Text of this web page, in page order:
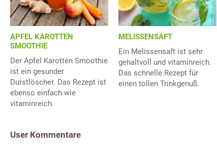
APFEL KAROTTEN
SMOOTHIE
Der Apfel Karotten Smoothie
ist ein gesunder
Durstlöscher. Das Rezept ist
ebenso einfach wie
vitaminreich.
MELISSENSAFT
Ein Melissensaft ist sehr
gehaltvoll und vitaminreich.
Das schnelle Rezept für
einen tollen Trinkgenuß.
User Kommentare